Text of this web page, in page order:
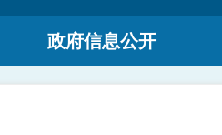
政府信息公开